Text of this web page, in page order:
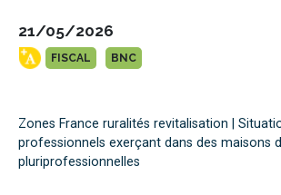
21/05/2026
FISCAL BNC
Zones France ruralités revitalisation |
professionnels exerçant dans des maisons
pluriprofessionnelles